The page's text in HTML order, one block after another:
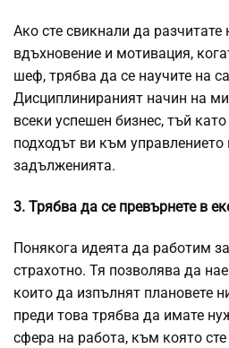
Ако сте свикнали да разчитате
вдъхновение и мотивация,
шеф, трябва да се научите на
Дисциплинираният начин на
всеки успешен бизнес, тъй
подходът ви към управлението
задълженията.
3. Трябва да се превърнете в
Понякога идеята да работим
страхотно. Тя позволява да
които да изпълнят плановете
преди това трябва да имате
сфера на работа, към която